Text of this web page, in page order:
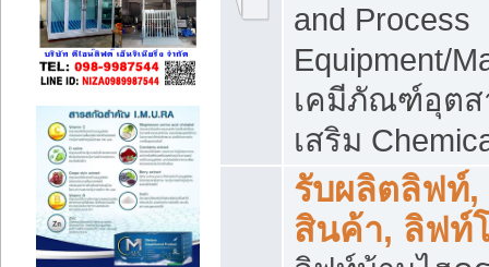
and Process
Equipment/
เคมีภัณฑ์อุตส
เสริม
รับผลิตลิฟท์
สินค้า, ลิฟท์